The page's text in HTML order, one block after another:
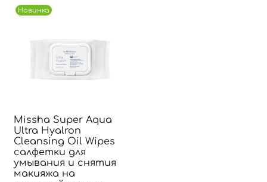
Новинка
Missha Super Aqua
Ultra Hyalron
Cleansing Oil Wipes
салфетки для
умывания и снятия
макияжа на